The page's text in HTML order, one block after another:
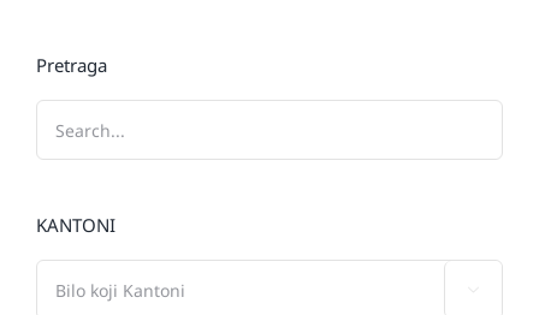
Pretraga
KANTONI